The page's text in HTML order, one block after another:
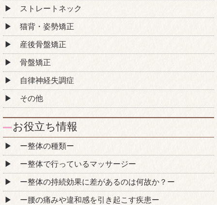
ストレートネック
猫背・姿勢矯正
産後骨盤矯正
骨盤矯正
自律神経失調症
その他
お役立ち情報
ー整体の種類ー
ー整体で行っているマッサージー
ー整体の持続効果に差があるのは何故か？ー
ー腰の痛みや違和感を引き起こす疾患ー